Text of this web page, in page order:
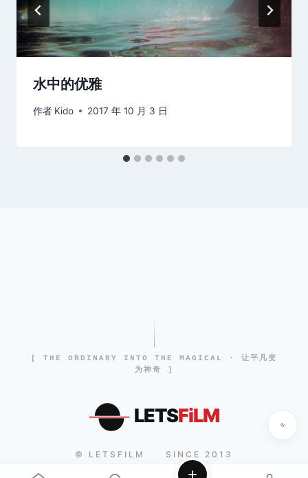
水中的优雅
作者 Kido 2017 年 10 月 3 日
[ THE ORDINARY INTO THE MAGICAL · 让平凡变
为神奇 ]
LETSFiLM
© LETSFILM SINCE 2013